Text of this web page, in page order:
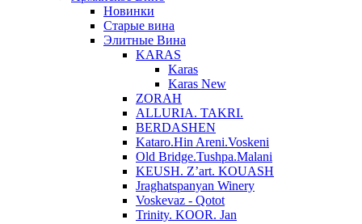
Новинки
Старые вина
Элитные Вина
KARAS
Karas
Karas New
ZORAH
ALLURIA. TAKRI.
BERDASHEN
Kataro.Hin Areni.Voskeni
Old Bridge.Tushpa.Malani
KEUSH. Z’art. KOUASH
Jraghatspanyan Winery
Voskevaz - Qotot
Trinity. KOOR. Jan